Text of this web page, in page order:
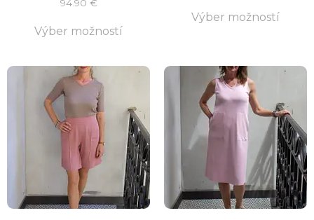
94.90 €
Výber možností
Výber možností